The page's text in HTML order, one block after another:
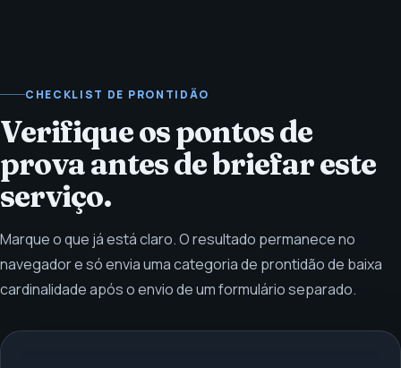
CHECKLIST DE PRONTIDÃO
Verifique os pontos de
prova antes de briefar este
serviço.
Marque o que já está claro. O resultado permanece no
navegador e só envia uma categoria de prontidão de baixa
cardinalidade após o envio de um formulário separado.